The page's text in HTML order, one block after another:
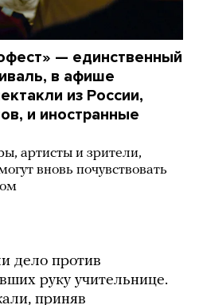
— единственный
в афише
из России,
и иностранные
артисты и зрители,
вновь почувствовать
дело против
руку учительнице.
приняв